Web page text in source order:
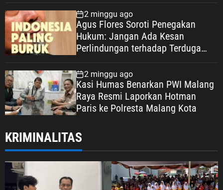
Keadilan Warga Depok
2 minggu ago
Agus Flores Soroti Penegakan
Hukum: Jangan Ada Kesan
Perlindungan terhadap Terduga
Dipertaruhkan
2 minggu ago
Kasi Humas Benarkan PWI Malang
Raya Resmi Laporkan Hotman
Paris ke Polresta Malang Kota
KRIMINALITAS